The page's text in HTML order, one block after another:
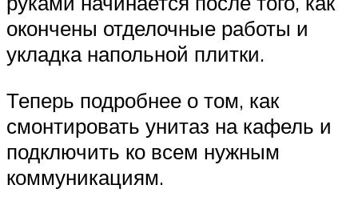
окончены отделочные работы и
укладка напольной плитки.
Теперь подробнее о том, как
смонтировать унитаз на кафель и
подключить ко всем нужным
коммуникациям.